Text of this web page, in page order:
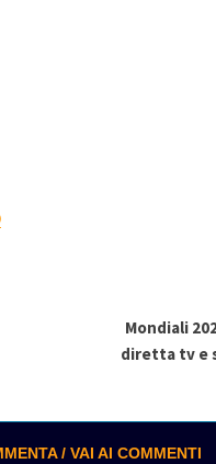
Mondiali
diretta tv e
/ VAI AI COMMENTI